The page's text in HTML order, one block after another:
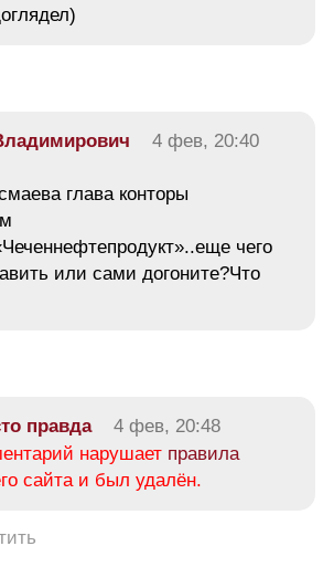
4 фев, 20:40
глава конторы
чего
или сами догоните?Что
правда
4 фев, 20:48
нарушает правила
сайта и был удалён.